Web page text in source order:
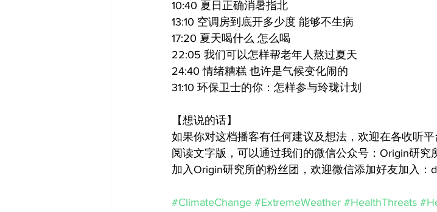
10:40 夏日正确消暑指北
13:10 空调房到底开多少度 能够不生病
17:20 夏天喝什么 怎么喝
22:05 我们可以怎样帮老年人熬过夏天
24:40 情绪糟糕 也许是气候变化闹的
31:10 环保卫士的你：怎样参与玲珑计划
【想说的话】
如果你对这档播客有任何建议及想法，欢迎在各收听平
阅读文字版，可以通过我们的微信公众号：Origin研究
加入Origin研究所的粉丝团，欢迎微信添加好友加入：
#ClimateChange #ExtremeWeather #HealthThreats